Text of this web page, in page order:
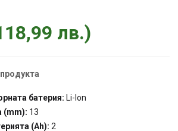
лв.)
батерия: Li-Ion
(mm): 13
(Ah): 2